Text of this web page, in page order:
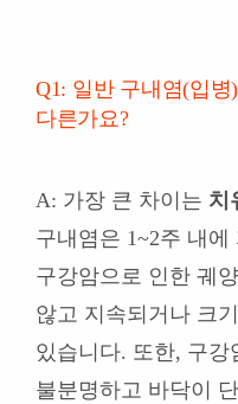
Q1: 일반 구내염(입병
다른가요?
A: 가장 큰 차이는 치
구내염은 1~2주 내
구강암으로 인한 궤
않고 지속되거나 크
있습니다. 또한, 구강
불분명하고 바닥이